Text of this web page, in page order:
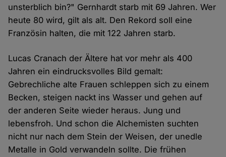
unsterblich bin?" Gernhardt starb mit 69 Jahren. Wer
heute 80 wird, gilt als alt. Den Rekord soll eine
Französin halten, die mit 122 Jahren starb.
Lucas Cranach der Ältere hat vor mehr als 400
Jahren ein eindrucksvolles Bild gemalt:
Gebrechliche alte Frauen schleppen sich zu einem
Becken, steigen nackt ins Wasser und gehen auf
der anderen Seite wieder heraus. Jung und
lebensfroh. Und schon die Alchemisten suchten
nicht nur nach dem Stein der Weisen, der unedle
Metalle in Gold verwandeln sollte. Die frühen